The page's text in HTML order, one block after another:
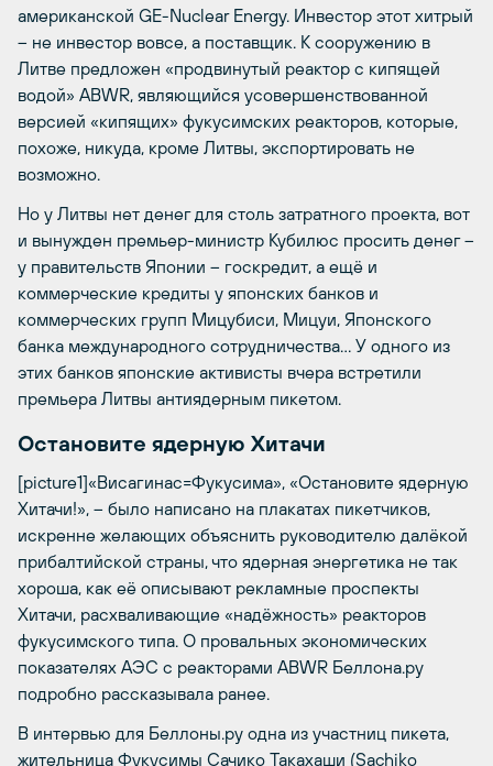
американской GE-Nuclear Energy. Инвестор этот хитрый
– не инвестор вовсе, а поставщик. К сооружению в
Литве предложен «продвинутый реактор с кипящей
водой» ABWR, являющийся усовершенствованной
версией «кипящих» фукусимских реакторов, которые,
похоже, никуда, кроме Литвы, экспортировать не
возможно.
Но у Литвы нет денег для столь затратного проекта, вот
и вынужден премьер-министр Кубилюс просить денег –
у правительств Японии – госкредит, а ещё и
коммерческие кредиты у японских банков и
коммерческих групп Мицубиси, Мицуи, Японского
банка международного сотрудничества… У одного из
этих банков японские активисты вчера встретили
премьера Литвы антиядерным пикетом.
Остановите ядерную Хитачи
[picture1]«Висагинас=Фукусима», «Остановите ядерную
Хитачи!», – было написано на плакатах пикетчиков,
искренне желающих объяснить руководителю далёкой
прибалтийской страны, что ядерная энергетика не так
хороша, как её описывают рекламные проспекты
Хитачи, расхваливающие «надёжность» реакторов
фукусимского типа. О провальных экономических
показателях АЭС с реакторами ABWR Беллона.ру
подробно рассказывала ранее.
В интервью для Беллоны.ру одна из участниц пикета,
жительница Фукусимы Сачико Такахаши (Sachiko